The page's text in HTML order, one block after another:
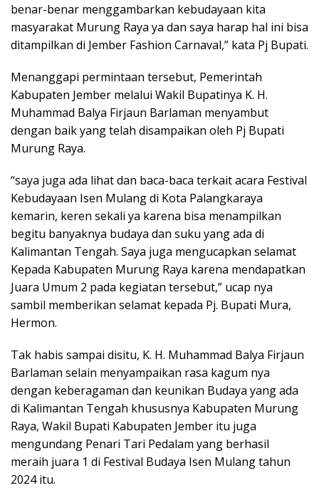
benar-benar menggambarkan kebudayaan kita
masyarakat Murung Raya ya dan saya harap hal ini bisa
ditampilkan di Jember Fashion Carnaval,” kata Pj Bupati.
Menanggapi permintaan tersebut, Pemerintah
Kabupaten Jember melalui Wakil Bupatinya K. H.
Muhammad Balya Firjaun Barlaman menyambut
dengan baik yang telah disampaikan oleh Pj Bupati
Murung Raya.
“saya juga ada lihat dan baca-baca terkait acara Festival
Kebudayaan Isen Mulang di Kota Palangkaraya
kemarin, keren sekali ya karena bisa menampilkan
begitu banyaknya budaya dan suku yang ada di
Kalimantan Tengah. Saya juga mengucapkan selamat
Kepada Kabupaten Murung Raya karena mendapatkan
Juara Umum 2 pada kegiatan tersebut,” ucap nya
sambil memberikan selamat kepada Pj. Bupati Mura,
Hermon.
Tak habis sampai disitu, K. H. Muhammad Balya Firjaun
Barlaman selain menyampaikan rasa kagum nya
dengan keberagaman dan keunikan Budaya yang ada
di Kalimantan Tengah khususnya Kabupaten Murung
Raya, Wakil Bupati Kabupaten Jember itu juga
mengundang Penari Tari Pedalam yang berhasil
meraih juara 1 di Festival Budaya Isen Mulang tahun
2024 itu.